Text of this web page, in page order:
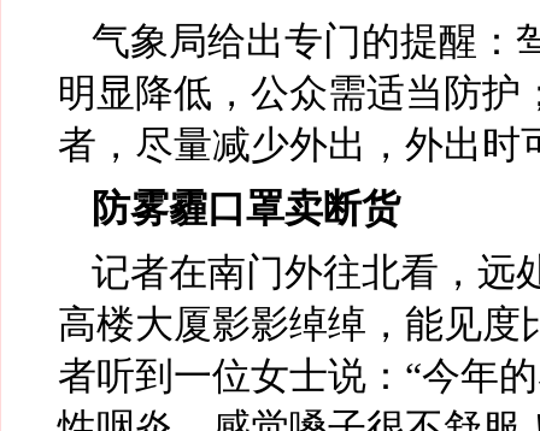
气象局给出专门的提醒：
明显降低，公众需适当防
者，尽量减少外出，外出时
防雾霾口罩卖断货
记者在南门外往北看，远
高楼大厦影影绰绰，能见
者听到一位女士说：“今年